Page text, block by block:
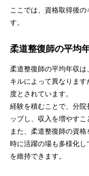
ここでは、資格取得後
す。
柔道整復師の平均
柔道整復師の平均年収
キルによって異なりま
度とされています。
経験を積むことで、分
ップし、収入を増やすこ
また、柔道整復師の資
時に活躍の場も多様化
を維持できます。